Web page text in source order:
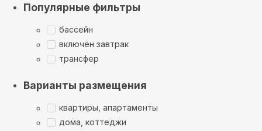
Популярные фильтры
бассейн
включён завтрак
трансфер
Варианты размещения
квартиры, апартаменты
дома, коттеджи